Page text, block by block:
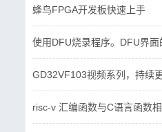
蜂鸟FPGA开发板快速上手
使用DFU烧录程序。DFU界
GD32VF103视频系列，持续
risc-v 汇编函数与C语言函数相